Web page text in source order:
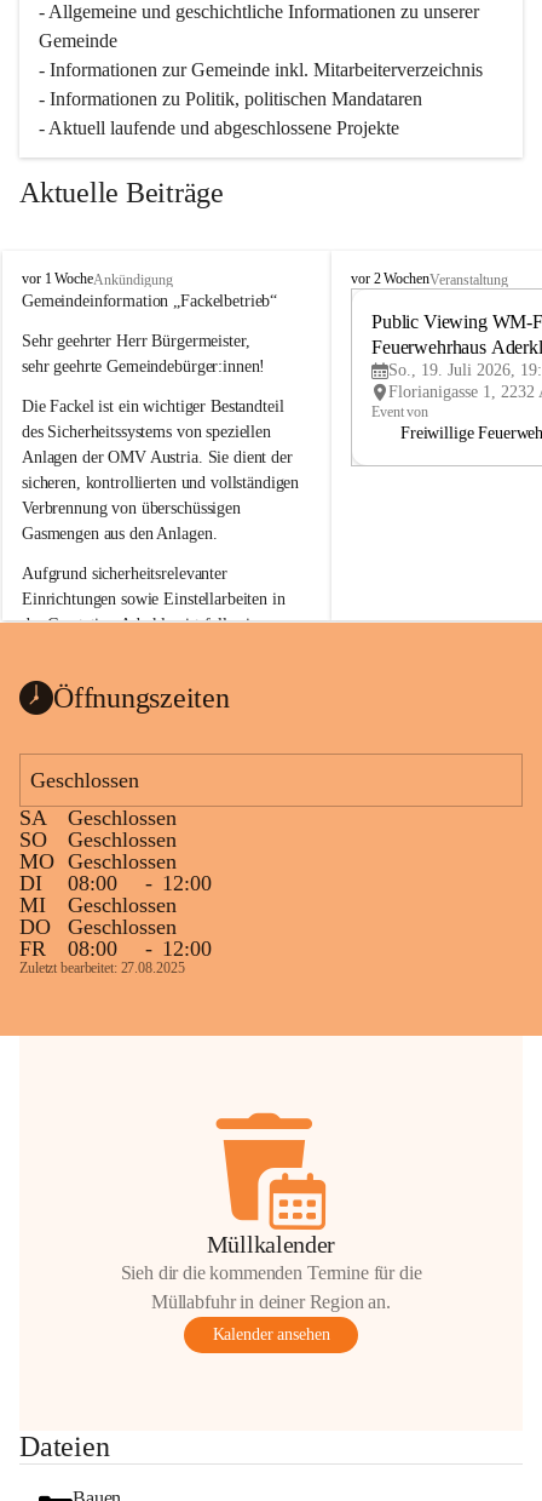
- Allgemeine und geschichtliche Informationen zu unserer
Gemeinde
- Informationen zur Gemeinde inkl. Mitarbeiterverzeichnis
- Informationen zu Politik, politischen Mandataren
- Aktuell laufende und abgeschlossene Projekte
Aktuelle Beiträge
A
d
r
k
a
a
vor 1 WocheAnkündigung
Gemeindeinformation „Fackelbetrieb“
Sehr geehrter Herr Bürgermeister,
sehr geehrte Gemeindebürger:innen!
Die Fackel ist ein wichtiger Bestandteil
des Sicherheitssystems von speziellen
Anlagen der OMV Austria. Sie dient der
sicheren, kontrollierten und vollständigen
Verbrennung von überschüssigen
Gasmengen aus den Anlagen.
Aufgrund sicherheitsrelevanter
Einrichtungen sowie Einstellarbeiten in
der Gasstation Aderklaa ist fallweise
kommenden Tagen und Wochen wird
sein.
Die OMV Austria ist bemüht, für die
Bevölkerung ungewohnte, jedoch
technisch notwendige Betriebszustände so
kurz wie möglich zu halten.
Wir bitten daher die umliegende
Bevölkerung um Verständnis.
anrainer-service@omv.com
Bei Fragen, Anliegen oder Beschwerden.
Die OMV wird im Zuge von
A
vor 2 WochenVeranstaltung
Public Viewing WM-
Feuerwehrhaus
So., 19. Juli 2026,
Event von
Freiwillige
Öffnungszeiten
Geschlossen
SA
Geschlossen
SO
Geschlossen
MO Geschlossen
DI
08:00 - 12:00
MI
Geschlossen
DO
Geschlossen
FR
08:00 - 12:00
Zuletzt bearbeitet: 27.08.2025
Müllkalender
Sieh dir die kommenden Termine für die
Müllabfuhr in deiner Region an.
Kalender ansehen
Dateien